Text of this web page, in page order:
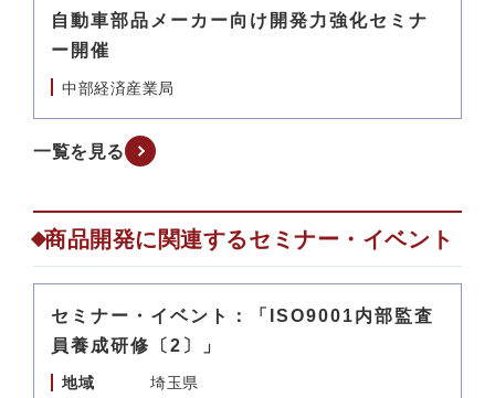
自動車部品メーカー向け開発力強化セミナ
ー開催
中部経済産業局
一覧を見る
商品開発に関連するセミナー・イベント
セミナー・イベント：「ISO9001内部監査
員養成研修〔2〕」
地域
埼玉県